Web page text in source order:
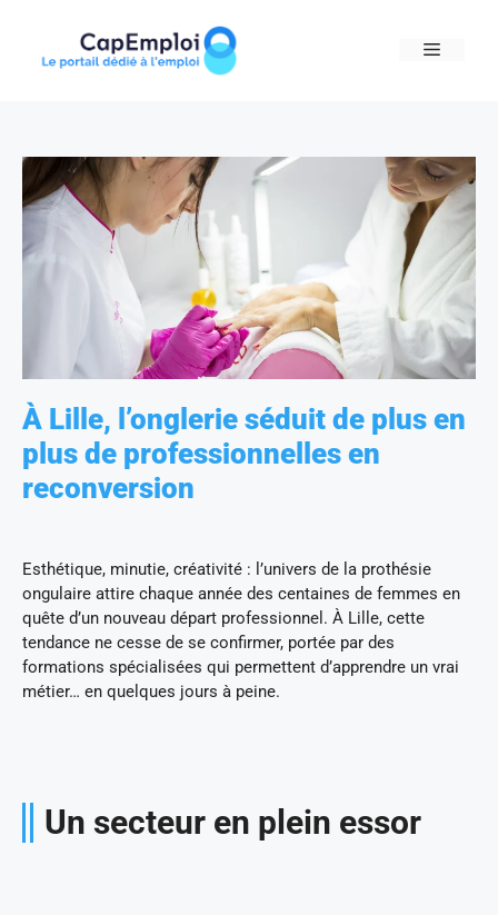
content
MENU
À Lille, l’onglerie séduit de plus en
plus de professionnelles en
reconversion
Esthétique, minutie, créativité : l’univers de la prothésie
ongulaire attire chaque année des centaines de femmes en
quête d’un nouveau départ professionnel. À Lille, cette
tendance ne cesse de se confirmer, portée par des
formations spécialisées qui permettent d’apprendre un vrai
métier… en quelques jours à peine.
Un secteur en plein essor